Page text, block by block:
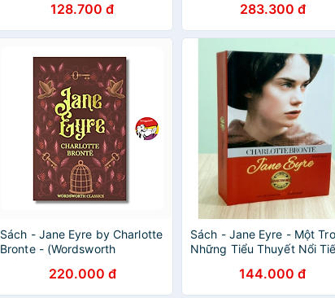
128.700 đ 283.300 đ
Sách - Jane Eyre by Charlotte
Bronte - (Wordsworth
Romance220.000 đ
Sách - Jane Eyre - Một
Những Tiểu Thuyết Nổi
144.000 đ